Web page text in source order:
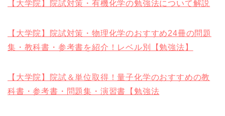
【大学院】院試対策・有機化学の勉強法について解説
【大学院】院試対策・物理化学のおすすめ24冊の問題
集・教科書・参考書を紹介！レベル別【勉強法】
【大学院】院試＆単位取得！量子化学のおすすめの教
科書・参考書・問題集・演習書【勉強法